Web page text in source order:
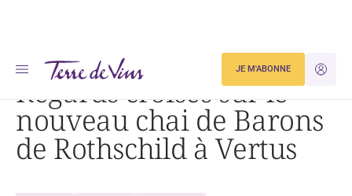
JE
JE M'ABONNE
Accueil Actualités Regards croisés sur le nouveau chai de Barons de Rothschild à Vertus
Regards croisés sur le
nouveau chai de Barons
de Rothschild à Vertus